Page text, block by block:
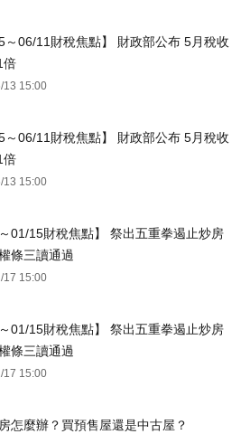
～06/11財稅焦點】 財政部公布 5月稅收
倍
13 15:00
～06/11財稅焦點】 財政部公布 5月稅收
倍
13 15:00
～01/15財稅焦點】 祭出五重拳遏止炒房
條三讀通過
17 15:00
～01/15財稅焦點】 祭出五重拳遏止炒房
條三讀通過
17 15:00
怎麼辦？買預售屋還是中古屋？